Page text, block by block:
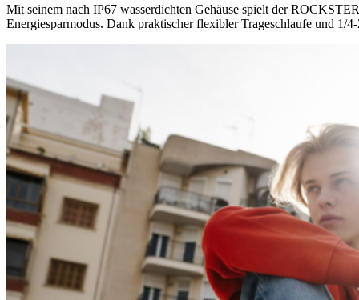
Mit seinem nach IP67 wasserdichten Gehäuse spielt der
Energiesparmodus. Dank praktischer flexibler Trageschlaufe und